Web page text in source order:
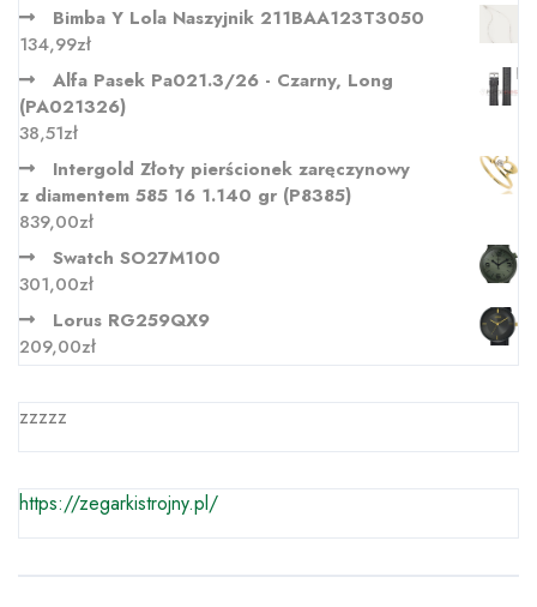
Bimba Y Lola Naszyjnik 211BAA123T3050
134,99zł
Alfa Pasek Pa021.3/26 - Czarny, Long
(PA021326)
38,51zł
Intergold Złoty pierścionek zaręczynowy
z diamentem 585 16 1.140 gr (P8385)
839,00zł
Swatch SO27M100
301,00zł
Lorus RG259QX9
209,00zł
zzzzz
https://zegarkistrojny.pl/